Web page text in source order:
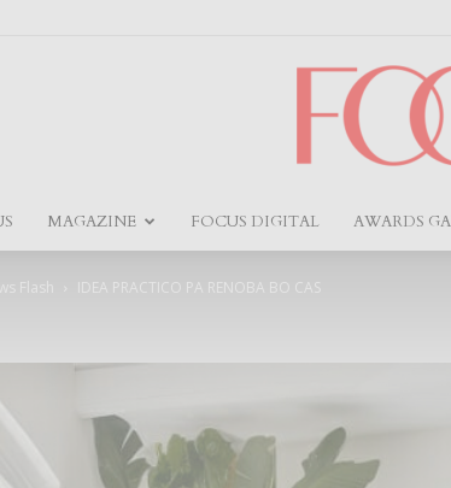
MAGAZINE FOCUS DIGITAL AWARDS
Flash IDEA PRACTICO PA RENOBA BO CAS